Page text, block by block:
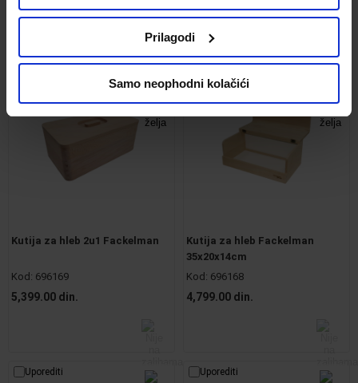
Prilagodi
Samo neophodni kolačići
Kutija za hleb 2u1 Fackelman
Kod: 696169
5,399.00 din.
Kutija za hleb Fackelman
35x20x14cm
Kod: 696168
4,799.00 din.
Uporediti Uporediti